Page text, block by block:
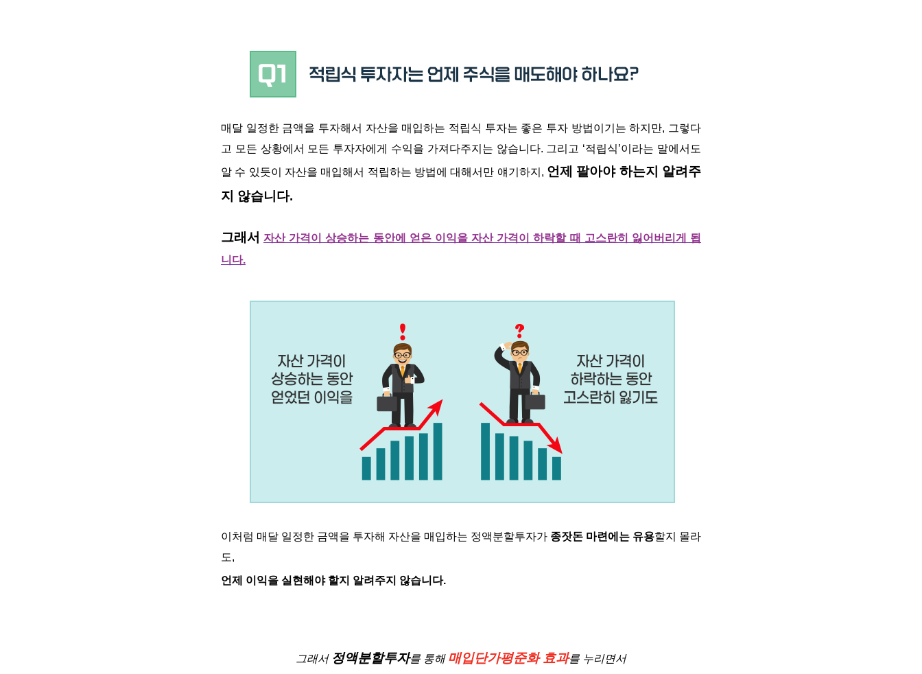
매달 일정한 금액을 투자해서 자산을 매입하는 적립식 투자는 좋은 투자 방법이기는 하지만, 그렇다
고 모든 상황에서 모든 투자자에게 수익을 가져다주지는 않습니다. 그리고 ‘적립식’이라는 말에서도
알 수 있듯이 자산을 매입해서 적립하는 방법에 대해서만 얘기하지 , 언제 팔아야 하는지 알려주
지 않습니다.
그래서 자산 가격이 상승하는 동안에 얻은 이익을 자산 가격이 하락할 때 고스란히 잃어버리게 됩
니다.
이처럼 매달 일정한 금액을 투자해 자산을 매입하는 정액분할투자가 종잣돈 마련에는 유용할지 몰라
도,
언제 이익을 실현해야 할지 알려주지 않습니다.
그래서 정액분할투자를 통해 매입단가평준화 효과를 누리면서